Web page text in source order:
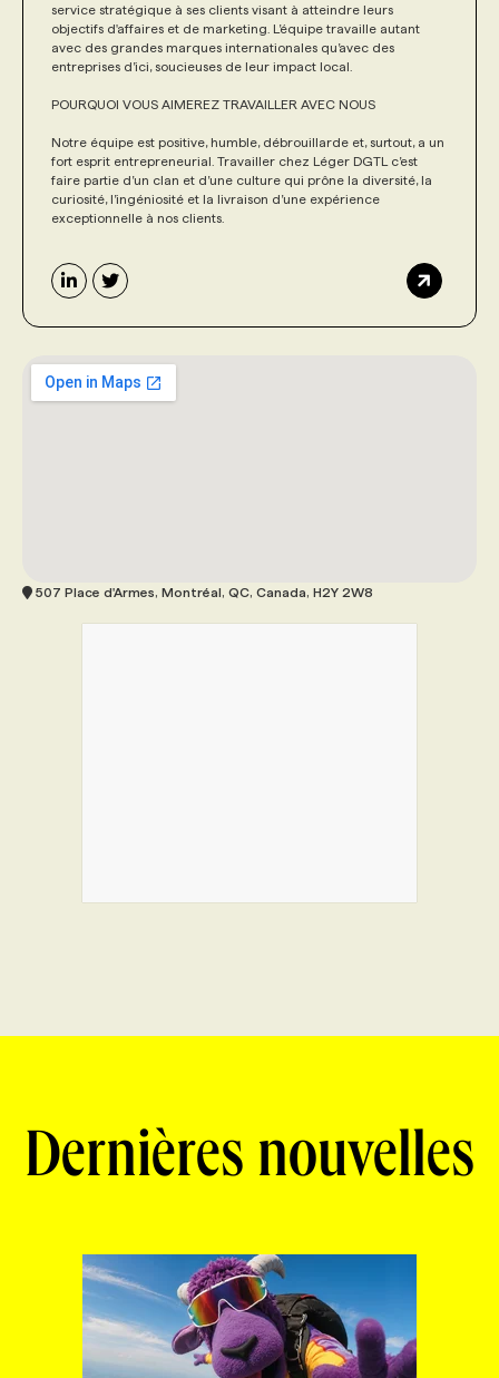
service stratégique à ses clients visant à atteindre leurs
objectifs d'affaires et de marketing. L’équipe travaille autant
avec des grandes marques internationales qu’avec des
entreprises d’ici, soucieuses de leur impact local.
POURQUOI VOUS AIMEREZ TRAVAILLER AVEC NOUS
Notre équipe est positive, humble, débrouillarde et, surtout, a un
fort esprit entrepreneurial. Travailler chez Léger DGTL c’est
faire partie d’un clan et d’une culture qui prône la diversité, la
curiosité, l’ingéniosité et la livraison d’une expérience
exceptionnelle à nos clients.
507 Place d'Armes, Montréal, QC, Canada, H2Y 2W8
Dernières nouvelles